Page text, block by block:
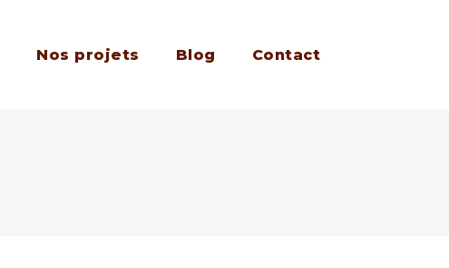
Nos projets Blog Contact